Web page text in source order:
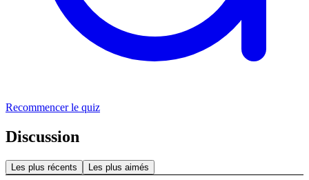
Recommencer le quiz
Discussion
Les plus récents Les plus aimés